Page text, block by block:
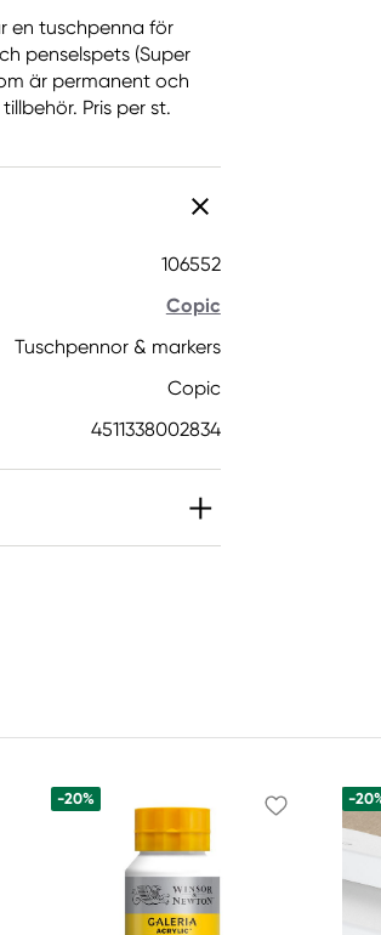
en tuschpenna för
penselspets (Super
är permanent och
Pris per st.
106552
Copic
Tuschpennor & markers
Copic
4511338002834
-20% -